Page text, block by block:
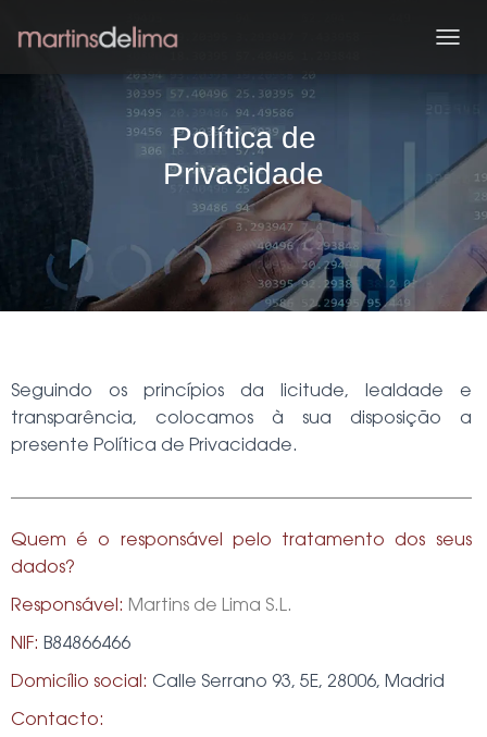
A
Política de
Privacidade
Seguindo os princípios da licitude, lealdade e
transparência, colocamos à sua disposição a
presente Política de Privacidade.
Quem é o responsável pelo tratamento dos seus
dados?
Responsável: Martins de Lima S.L.
NIF: B84866466
Domicílio social: Calle Serrano 93, 5E, 28006, Madrid
Contacto: